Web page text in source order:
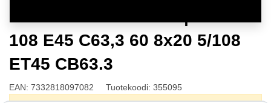
108 E45 C63,3 60 8x20 5/108
ET45 CB63.3
EAN: 7332818097082 Tuotekoodi: 355095